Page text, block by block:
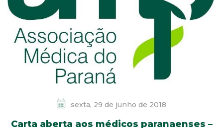
sexta, 29 de junho de 2018
Carta aberta aos médicos paranaenses –